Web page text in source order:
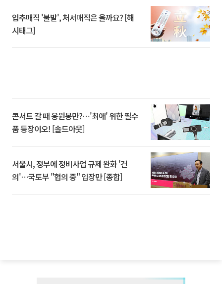
입추매직 '불발', 처서매직은 올까요? [해
시태그]
콘서트 갈 때 응원봉만?⋯'최애' 위한 필수
품 등장이오! [솔드아웃]
서울시, 정부에 정비사업 규제 완화 '건
의'⋯국토부 "협의 중" 입장만 [종합]